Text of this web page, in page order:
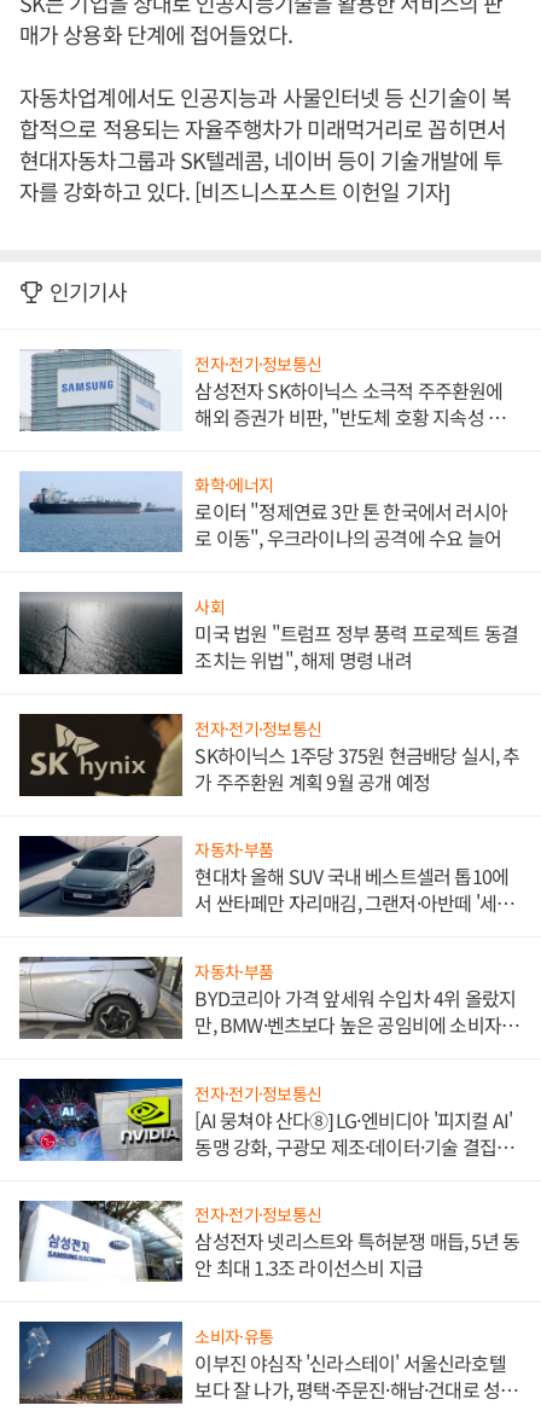
매가 상용화 단계에 접어들었다.
자동차업계에서도 인공지능과 사물인터넷 등 신기술이 복
합적으로 적용되는 자율주행차가 미래먹거리로 꼽히면서
현대자동차그룹과 SK텔레콤, 네이버 등이 기술개발에 투
자를 강화하고 있다. [비즈니스포스트 이헌일 기자]
인기기사
전자·전기·정보통신
삼성전자 SK하이닉스 소극적 주주환원에
해외 증권가 비판, "반도체 호황 지속성 의
화학·에너지
로이터 "정제연료 3만 톤 한국에서 러시아
로 이동", 우크라이나의 공격에 수요 늘어
사회
미국 법원 "트럼프 정부 풍력 프로젝트 동결
조치는 위법", 해제 명령 내려
전자·전기·정보통신
SK하이닉스 1주당 375원 현금배당 실시, 추
가 주주환원 계획 9월 공개 예정
자동차·부품
현대차 올해 SUV 국내 베스트셀러 톱10에
서 싼타페만 자리매김, 그랜저·아반떼 '세단
자동차·부품
BYD코리아 가격 앞세워 수입차 4위 올랐지
만, BMW·벤츠보다 높은 공임비에 소비자
전자·전기·정보통신
[AI 뭉쳐야 산다⑧] LG·엔비디아 '피지컬 AI'
동맹 강화, 구광모 제조·데이터·기술 결집
전자·전기·정보통신
삼성전자 넷리스트와 특허분쟁 매듭, 5년 동
안 최대 1.3조 라이선스비 지급
소비자·유통
이부진 야심작 '신라스테이' 서울신라호텔
보다 잘 나가, 평택·주문진·해남·건대로 성